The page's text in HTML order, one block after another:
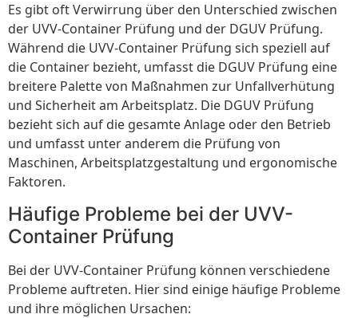
Es gibt oft Verwirrung über den Unterschied zwischen
der UVV-Container Prüfung und der DGUV Prüfung.
Während die UVV-Container Prüfung sich speziell auf
die Container bezieht, umfasst die DGUV Prüfung eine
breitere Palette von Maßnahmen zur Unfallverhütung
und Sicherheit am Arbeitsplatz. Die DGUV Prüfung
bezieht sich auf die gesamte Anlage oder den Betrieb
und umfasst unter anderem die Prüfung von
Maschinen, Arbeitsplatzgestaltung und ergonomische
Faktoren.
Häufige Probleme bei der UVV-
Container Prüfung
Bei der UVV-Container Prüfung können verschiedene
Probleme auftreten. Hier sind einige häufige Probleme
und ihre möglichen Ursachen: